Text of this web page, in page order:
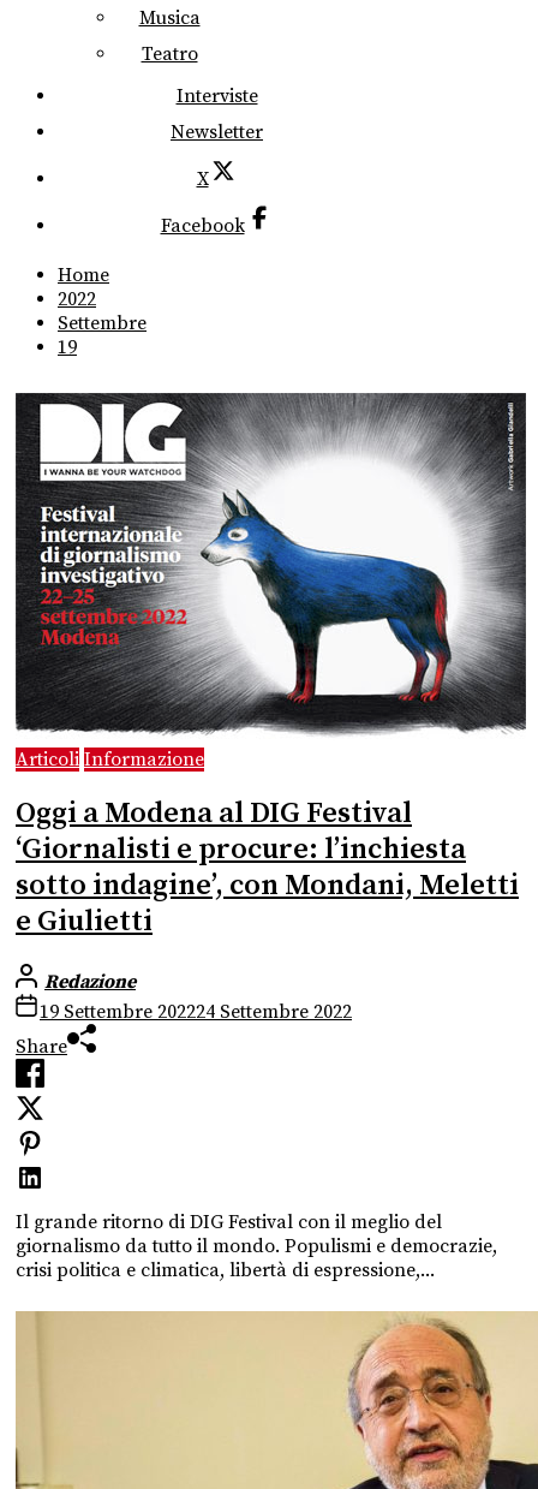
Musica
Teatro
Interviste
Newsletter
X
Facebook
Home
2022
Settembre
19
Articoli Informazione
Oggi a Modena al DIG Festival
‘Giornalisti e procure: l’inchiesta
sotto indagine’, con Mondani, Meletti
e Giulietti
Redazione
19 Settembre 202224 Settembre 2022
Share
Il grande ritorno di DIG Festival con il meglio del
giornalismo da tutto il mondo. Populismi e democrazie,
crisi politica e climatica, libertà di espressione,...